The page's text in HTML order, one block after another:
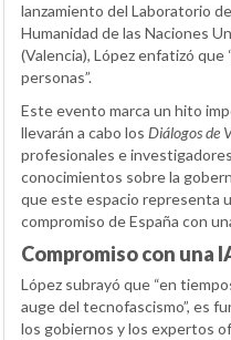
lanzamiento del Laboratorio
Humanidad de las Naciones
(Valencia), López enfatizó que
personas”.
Este evento marca un hito
llevarán a cabo los Diálogos de
profesionales e
conocimientos sobre la
que este espacio representa
compromiso de España con
Compromiso con una
López subrayó que “en
auge del tecnofascismo”, es
los gobiernos y los expertos